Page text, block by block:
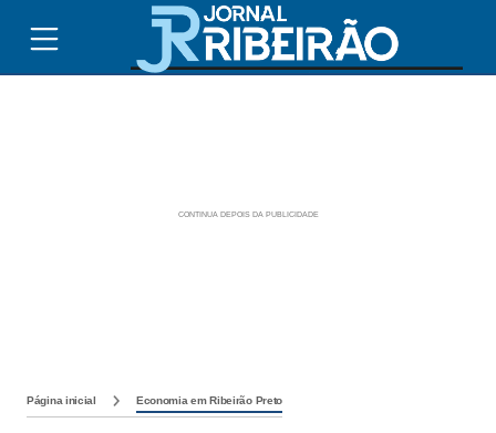
Página inicial Economia em Ribeirão Preto